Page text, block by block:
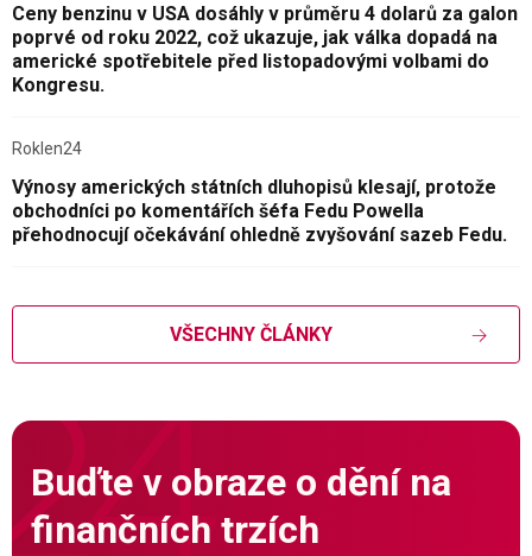
Ceny benzinu v USA dosáhly v průměru 4 dolarů za galon
poprvé od roku 2022, což ukazuje, jak válka dopadá na
americké spotřebitele před listopadovými volbami do
Kongresu.
Roklen24
Výnosy amerických státních dluhopisů klesají, protože
obchodníci po komentářích šéfa Fedu Powella
přehodnocují očekávání ohledně zvyšování sazeb Fedu.
VŠECHNY ČLÁNKY
Buďte v obraze o dění na
finančních trzích